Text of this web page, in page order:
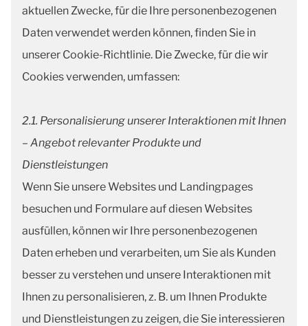
aktuellen Zwecke, für die Ihre personenbezogenen
Daten verwendet werden können, finden Sie in
unserer Cookie-Richtlinie. Die Zwecke, für die wir
Cookies verwenden, umfassen:
2.1. Personalisierung unserer Interaktionen mit Ihnen
– Angebot relevanter Produkte und
Dienstleistungen
Wenn Sie unsere Websites und Landingpages
besuchen und Formulare auf diesen Websites
ausfüllen, können wir Ihre personenbezogenen
Daten erheben und verarbeiten, um Sie als Kunden
besser zu verstehen und unsere Interaktionen mit
Ihnen zu personalisieren, z. B. um Ihnen Produkte
und Dienstleistungen zu zeigen, die Sie interessieren